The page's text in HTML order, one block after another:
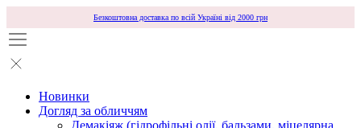
Безкоштовна доставка по всій Україні від 2000 грн
Новинки
Догляд за обличчям
Демакіяж (гідрофільні олії, бальзами, міцелярна